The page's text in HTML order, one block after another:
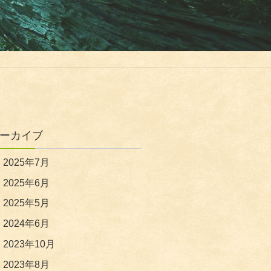
カイブ
2025年7月
2025年6月
2025年5月
2024年6月
2023年10月
2023年8月